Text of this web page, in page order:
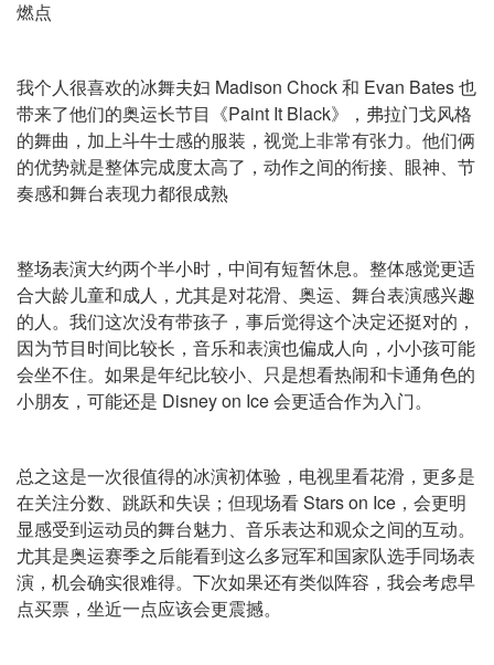
燃点
我个人很喜欢的冰舞夫妇 Madison Chock 和 Evan Bates 也
带来了他们的奥运长节目《Paint It Black》，弗拉门戈风格
的舞曲，加上斗牛士感的服装，视觉上非常有张力。他们俩
的优势就是整体完成度太高了，动作之间的衔接、眼神、节
奏感和舞台表现力都很成熟
整场表演大约两个半小时，中间有短暂休息。整体感觉更适
合大龄儿童和成人，尤其是对花滑、奥运、舞台表演感兴趣
的人。我们这次没有带孩子，事后觉得这个决定还挺对的，
因为节目时间比较长，音乐和表演也偏成人向，小小孩可能
会坐不住。如果是年纪比较小、只是想看热闹和卡通角色的
小朋友，可能还是 Disney on Ice 会更适合作为入门。
总之这是一次很值得的冰演初体验，电视里看花滑，更多是
在关注分数、跳跃和失误；但现场看 Stars on Ice，会更明
显感受到运动员的舞台魅力、音乐表达和观众之间的互动。
尤其是奥运赛季之后能看到这么多冠军和国家队选手同场表
演，机会确实很难得。下次如果还有类似阵容，我会考虑早
点买票，坐近一点应该会更震撼。